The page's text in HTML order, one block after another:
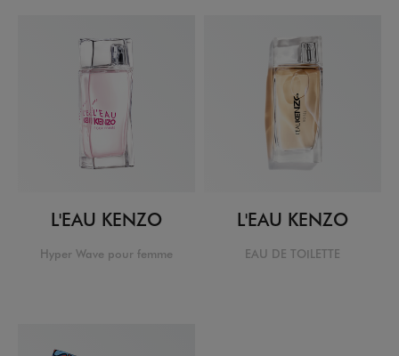
L'EAU KENZO
Hyper Wave pour femme
L'EAU KENZO
EAU DE TOILETTE